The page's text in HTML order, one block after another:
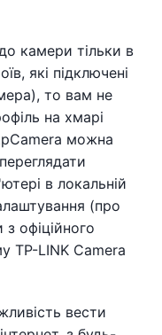
камери тільки в
які підключені
то вам не
на хмарі
можна
в локальній
(про
офіційного
TP-LINK Camera
вести